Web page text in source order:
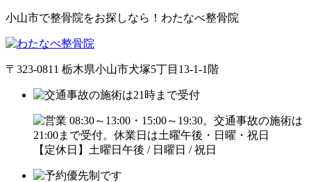
小山市で整骨院をお探しなら！わたなべ整骨院
〒323-0811 栃木県小山市犬塚5丁目13-1-1階
【定休日】土曜日午後 / 日曜日 / 祝日